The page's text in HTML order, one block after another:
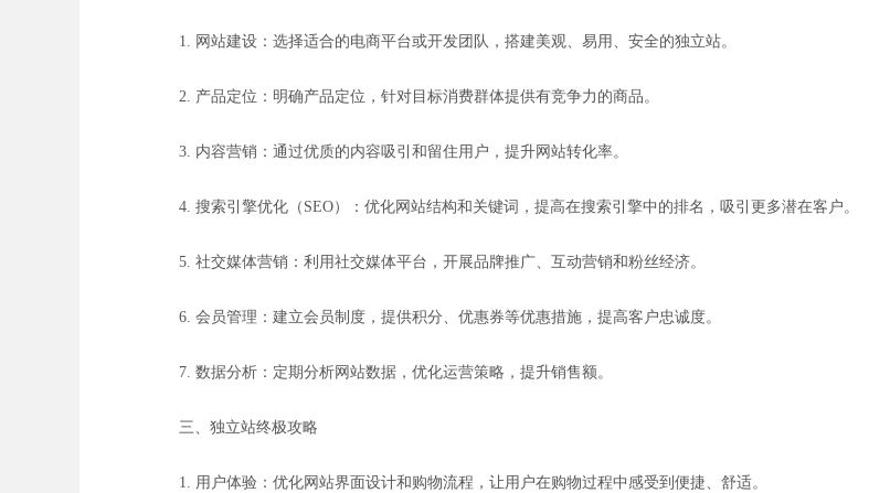
1. 网站建设：选择适合的电商平台或开发团队，搭建美观、易用、安全的独立站。
2. 产品定位：明确产品定位，针对目标消费群体提供有竞争力的商品。
3. 内容营销：通过优质的内容吸引和留住用户，提升网站转化率。
4. 搜索引擎优化（SEO）：优化网站结构和关键词，提高在搜索引擎中的排名，吸引更多潜在客户。
5. 社交媒体营销：利用社交媒体平台，开展品牌推广、互动营销和粉丝经济。
6. 会员管理：建立会员制度，提供积分、优惠券等优惠措施，提高客户忠诚度。
7. 数据分析：定期分析网站数据，优化运营策略，提升销售额。
三、独立站终极攻略
1. 用户体验：优化网站界面设计和购物流程，让用户在购物过程中感受到便捷、舒适。